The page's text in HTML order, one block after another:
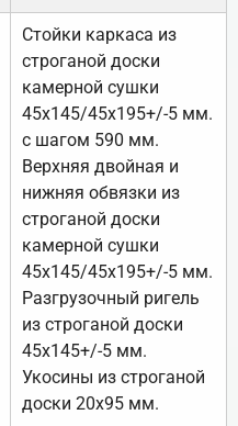
Стойки каркаса из
строганой доски
камерной сушки
45х145/45х195+/-5 мм.
с шагом 590 мм.
Верхняя двойная и
нижняя обвязки из
строганой доски
камерной сушки
45х145/45х195+/-5 мм.
Разгрузочный ригель
из строганой доски
45х145+/-5 мм.
Укосины из строганой
доски 20х95 мм.